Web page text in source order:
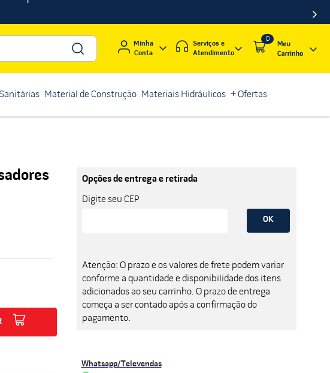
Minha
Conta
Serviços e
Atendimento
0
Material de Construção Materiais Hidráulicos + Ofertas
Opções de entrega e retirada
Digite seu CEP
OK
Atenção: O prazo e os valores de frete podem variar
conforme a quantidade e disponibilidade dos itens
adicionados ao seu carrinho. O prazo de entrega
começa a ser contado após a confirmação do
pagamento.
Whatsapp/Televendas